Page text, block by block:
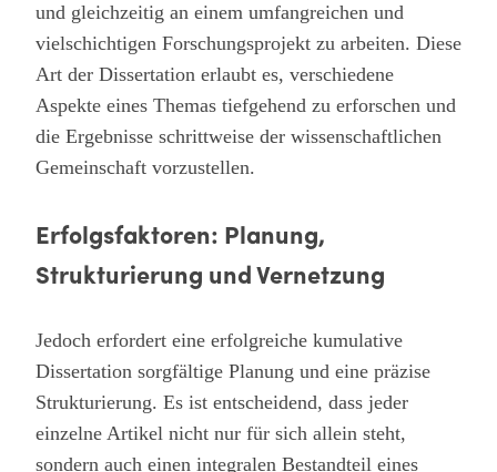
und gleichzeitig an einem umfangreichen und
vielschichtigen Forschungsprojekt zu arbeiten. Diese
Art der Dissertation erlaubt es, verschiedene
Aspekte eines Themas tiefgehend zu erforschen und
die Ergebnisse schrittweise der wissenschaftlichen
Gemeinschaft vorzustellen.
Erfolgsfaktoren: Planung,
Strukturierung und Vernetzung
Jedoch erfordert eine erfolgreiche kumulative
Dissertation sorgfältige Planung und eine präzise
Strukturierung. Es ist entscheidend, dass jeder
einzelne Artikel nicht nur für sich allein steht,
sondern auch einen integralen Bestandteil eines